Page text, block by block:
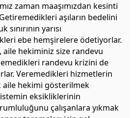
zaman maaşımızdan kesinti
aşıların bedelini
yarısı
ebe hemşirelere ödetiyorlar.
aile hekiminiz size randevu
randevu krizini de
Veremedikleri hizmetlerin
hekimi gösterilmek
eksikliklerinin
çalışanlara yıkmak